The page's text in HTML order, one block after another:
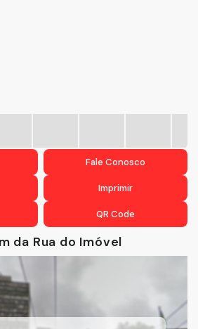
Fale Conosco
Imprimir
QR Code
da Rua do Imóvel